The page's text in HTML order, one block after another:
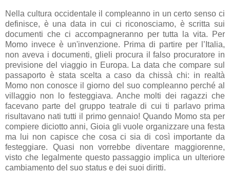
Nella cultura occidentale il compleanno in un certo senso ci
definisce, è una data in cui ci riconosciamo, è scritta sui
documenti che ci accompagneranno per tutta la vita. Per
Momo invece è un'invenzione. Prima di partire per l’Italia,
non aveva i documenti, glieli procura il falso procuratore in
previsione del viaggio in Europa. La data che compare sul
passaporto è stata scelta a caso da chissà chi: in realtà
Momo non conosce il giorno del suo compleanno perché al
villaggio non lo festeggiava. Anche molti dei ragazzi che
facevano parte del gruppo teatrale di cui ti parlavo prima
risultavano nati tutti il primo gennaio! Quando Momo sta per
compiere diciotto anni, Gioia gli vuole organizzare una festa
ma lui non capisce che cosa ci sia di così importante da
festeggiare. Quasi non vorrebbe diventare maggiorenne,
visto che legalmente questo passaggio implica un ulteriore
cambiamento del suo status e dei suoi diritti.